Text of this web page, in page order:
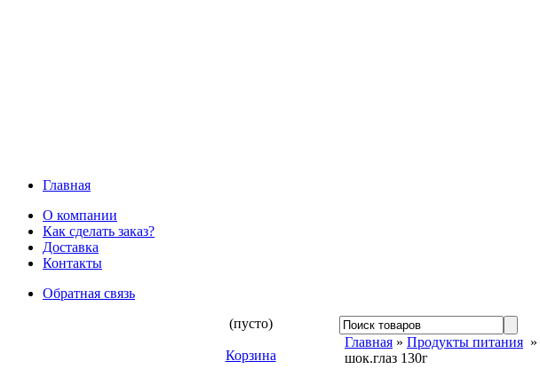
Главная
О компании
Как сделать заказ?
Доставка
Контакты
Обратная связь
(пусто)
Корзина
Главная » Продукты питания »
шок.глаз 130г